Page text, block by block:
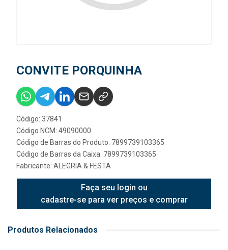
CONVITE PORQUINHA
Código: 37841
Código NCM: 49090000
Código de Barras do Produto: 7899739103365
Código de Barras da Caixa: 7899739103365
Fabricante: ALEGRIA & FESTA
Faça seu login ou
cadastre-se para ver preços e comprar
Produtos Relacionados